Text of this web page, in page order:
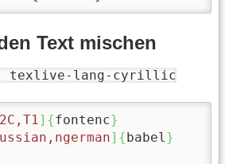
Text mischen
texlive-lang-cyrillic
]{fontenc}
]{ babel}